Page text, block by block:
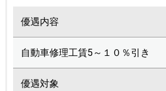
優遇内容
自動車修理工賃5～１０％引き
優遇対象